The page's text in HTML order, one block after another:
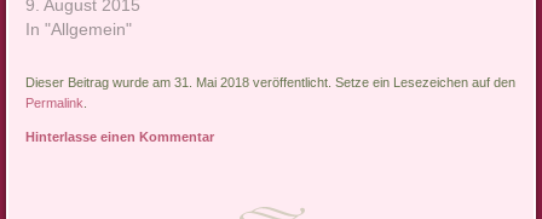
9. August 2015
In "Allgemein"
Dieser Beitrag wurde am 31. Mai 2018 veröffentlicht. Setze ein Lesezeichen auf den
Permalink
Hinterlasse einen Kommentar